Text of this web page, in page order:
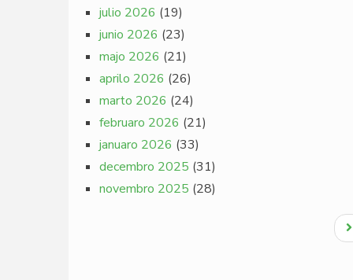
julio 2026 (19)
junio 2026 (23)
majo 2026 (21)
aprilo 2026 (26)
marto 2026 (24)
februaro 2026 (21)
januaro 2026 (33)
decembro 2025 (31)
novembro 2025 (28)